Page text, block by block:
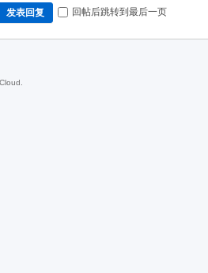
发表回复 回帖后跳转到最后一页